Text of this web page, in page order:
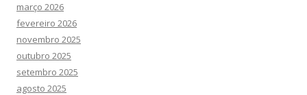
março 2026
fevereiro 2026
novembro 2025
outubro 2025
setembro 2025
agosto 2025